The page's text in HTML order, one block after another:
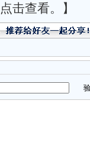
击查看。】
验